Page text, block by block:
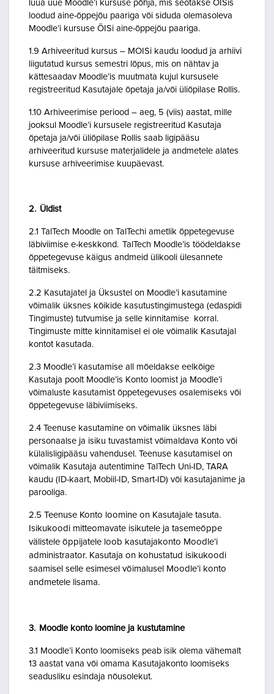
luua uue Moodle’i kursuse põhja, mis seotakse ÕISis
loodud aine-õppejõu paariga või siduda olemasoleva
Moodle’i kursuse ÕISi aine-õppejõu paariga.
1.9 Arhiveeritud kursus – MOISi kaudu loodud ja arhiivi
liigutatud kursus semestri lõpus, mis on nähtav ja
kättesaadav Moodle’is muutmata kujul kursusele
registreeritud Kasutajale õpetaja ja/või üliõpilase Rollis.
1.10 Arhiveerimise periood – aeg, 5 (viis) aastat, mille
jooksul Moodle’i kursusele registreeritud Kasutaja
õpetaja ja/või üliõpilase Rollis saab ligipääsu
arhiveeritud kursuse materjalidele ja andmetele alates
kursuse arhiveerimise kuupäevast.
2. Üldist
2.1 TalTech Moodle on TalTechi ametlik õppetegevuse
läbiviimise e-keskkond. TalTech Moodle’is töödeldakse
õppetegevuse käigus andmeid ülikooli ülesannete
täitmiseks.
2.2 Kasutajatel ja Üksustel on Moodle’i kasutamine
võimalik üksnes kõikide kasutustingimustega (edaspidi
Tingimuste) tutvumise ja selle kinnitamise korral.
Tingimuste mitte kinnitamisel ei ole võimalik Kasutajal
kontot kasutada.
2.3 Moodle’i kasutamise all mõeldakse eelkõige
Kasutaja poolt Moodle’is Konto loomist ja Moodle’i
võimaluste kasutamist õppetegevuses osalemiseks või
õppetegevuse läbiviimiseks.
2.4 Teenuse kasutamine on võimalik üksnes läbi
personaalse ja isiku tuvastamist võimaldava Konto või
külalisligipääsu vahendusel. Teenuse kasutamisel on
võimalik Kasutaja autentimine TalTech Uni-ID, TARA
kaudu (ID-kaart, Mobiil-ID, Smart-ID) või kasutajanime ja
parooliga.
2.5 Teenuse Konto loomine on Kasutajale tasuta.
Isikukoodi mitteomavate isikutele ja tasemeõppe
välistele õppijatele loob kasutajakonto Moodle’i
administraator. Kasutaja on kohustatud isikukoodi
saamisel selle esimesel võimalusel Moodle’i konto
andmetele lisama.
3. Moodle konto loomine ja kustutamine
3.1 Moodle’i Konto loomiseks peab isik olema vähemalt
13 aastat vana või omama Kasutajakonto loomiseks
seadusliku esindaja nõusolekut.